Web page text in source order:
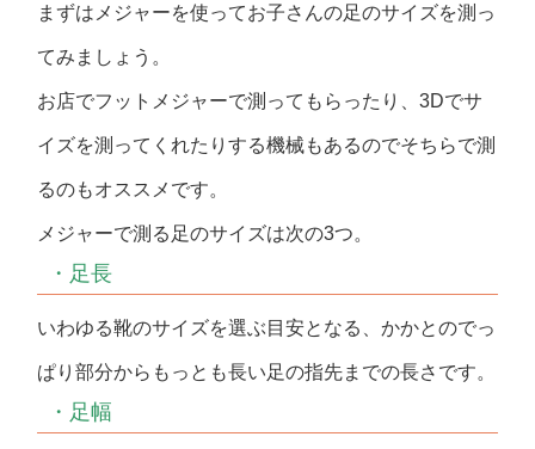
まずはメジャーを使ってお子さんの足のサイズを測っ
てみましょう。
お店でフットメジャーで測ってもらったり、3Dでサ
イズを測ってくれたりする機械もあるのでそちらで測
るのもオススメです。
メジャーで測る足のサイズは次の3つ。
・足長
いわゆる靴のサイズを選ぶ目安となる、かかとのでっ
ぱり部分からもっとも長い足の指先までの長さです。
・足幅